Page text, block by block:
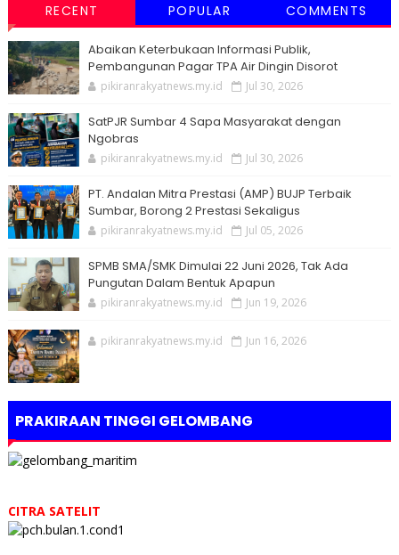
RECENT POPULAR COMMENTS
Abaikan Keterbukaan Informasi Publik,
Pembangunan Pagar TPA Air Dingin Disorot
pikiranrakyatnews.my.id Jul 30, 2026
SatPJR Sumbar 4 Sapa Masyarakat dengan
Ngobras
pikiranrakyatnews.my.id Jul 30, 2026
PT. Andalan Mitra Prestasi (AMP) BUJP Terbaik
Sumbar, Borong 2 Prestasi Sekaligus
pikiranrakyatnews.my.id Jul 05, 2026
SPMB SMA/SMK Dimulai 22 Juni 2026, Tak Ada
Pungutan Dalam Bentuk Apapun
pikiranrakyatnews.my.id Jun 19, 2026
pikiranrakyatnews.my.id Jun 16, 2026
PRAKIRAAN TINGGI GELOMBANG
CITRA SATELIT